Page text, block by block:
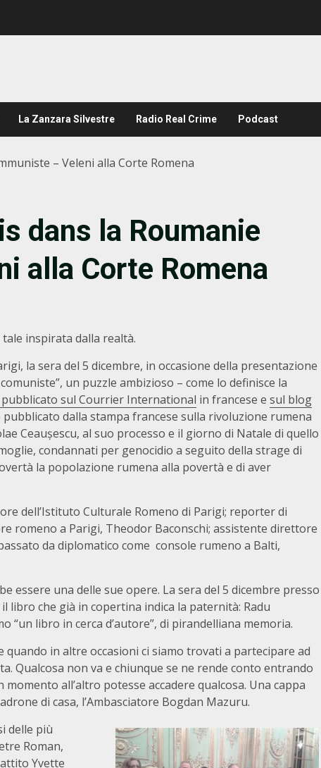
La Zanzara Silvestre Radio Real Crime Podcast
– Veleni alla Corte Romena
dans la Roumanie
alla Corte Romena
inspirata dalla realtà.
la sera del 5 dicembre, in occasione della presentazione
un puzzle ambizioso – come lo definisce la
sul Courrier International in francese e sul blog
dalla stampa francese sulla rivoluzione rumena
Ceaușescu, al suo processo e il giorno di Natale di quello
condannati per genocidio a seguito della strage di
la popolazione rumena alla povertà e di aver
dell’Istituto Culturale Romeno di Parigi; reporter di
romeno a Parigi, Theodor Baconschi; assistente direttore
da diplomatico come console rumeno a Balti,
essere una delle sue opere. La sera del 5 dicembre presso
libro che già in copertina indica la paternità: Radu
“un libro in cerca d’autore”, di pirandelliana memoria.
quando in altre occasioni ci siamo trovati a partecipare ad
Qualcosa non va e chiunque se ne rende conto entrando
momento all’altro potesse accadere qualcosa. Una cappa
di casa, l’Ambasciatore Bogdan Mazuru.
delle più
Roman,
Yvette